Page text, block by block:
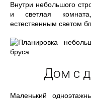
Внутри небольшого
и светлая
естественным светом
Дом с
Маленький